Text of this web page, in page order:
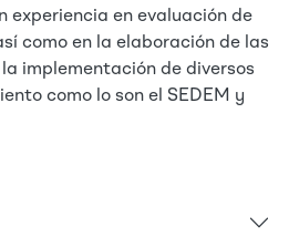
experiencia en evaluación de
como en la elaboración de las
implementación de diversos
como lo son el SEDEM y